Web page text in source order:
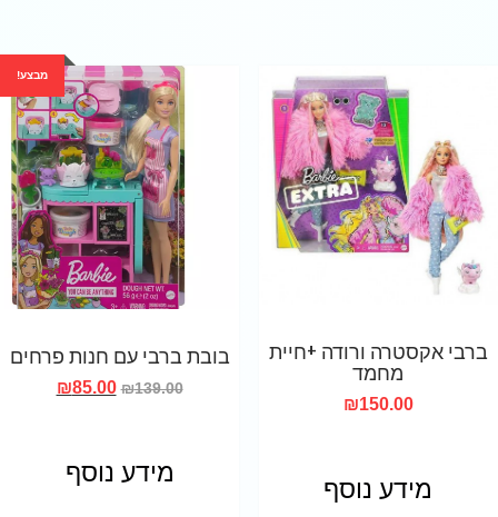
ברבי אקסטרה ורודה +חיית
מחמד
₪150.00
מידע נוסף
מבצע!
בובת ברבי עם חנות פרחים
₪139.00
₪85.00
מידע נוסף